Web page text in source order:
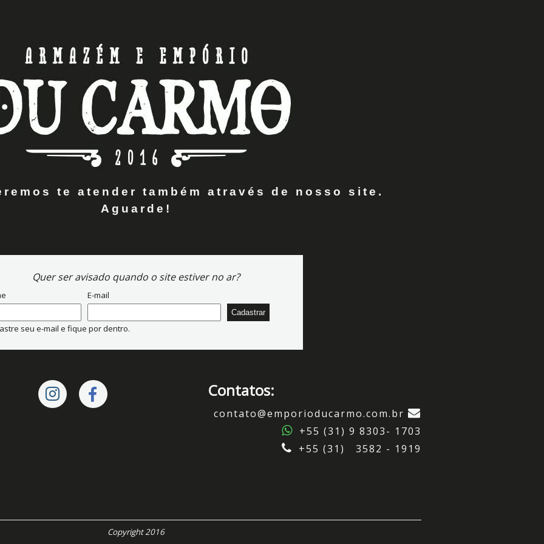
te atender também através de nosso site.
Aguarde!
Quer ser avisado quando o site estiver no ar?
E-mail
seu e-mail e fique por dentro.
Contatos:
contato@emporioducarmo.com.br
+55 (31) 9 8303- 1703
+55 (31) 3582 - 1919
Copyright 2016